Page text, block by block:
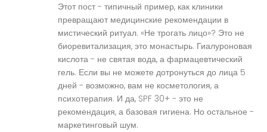
Этот пост - типичный пример, как клиники
превращают медицинские рекомендации в
мистический ритуал. «Не трогать лицо»? Это не
биоревитализация, это монастырь. Гиалуроновая
кислота - не святая вода, а фармацевтический
гель. Если вы не можете дотронуться до лица 5
дней - возможно, вам не косметология, а
психотерапия. И да, SPF 30+ - это не
рекомендация, а базовая гигиена. Но остальное -
маркетинговый шум.